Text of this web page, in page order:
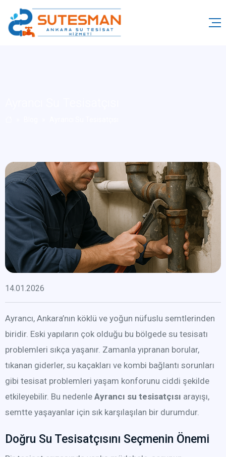
14.01.2026
Ayrancı, Ankara’nın köklü ve yoğun nüfuslu semtlerinden
biridir. Eski yapıların çok olduğu bu bölgede su tesisatı
problemleri sıkça yaşanır. Zamanla yıpranan borular,
tıkanan giderler, su kaçakları ve kombi bağlantı sorunları
gibi tesisat problemleri yaşam konforunu ciddi şekilde
etkileyebilir. Bu nedenle Ayrancı su tesisatçısı arayışı,
semtte yaşayanlar için sık karşılaşılan bir durumdur.
Doğru Su Tesisatçısını Seçmenin Önemi